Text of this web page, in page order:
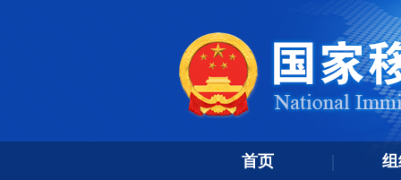
首页